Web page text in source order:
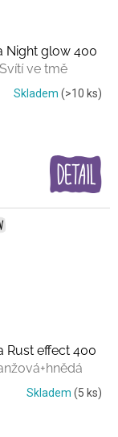
Night glow 400
Svítí ve tmě
Skladem (>10 ks)
Rust effect 400
Skladem (5 ks)